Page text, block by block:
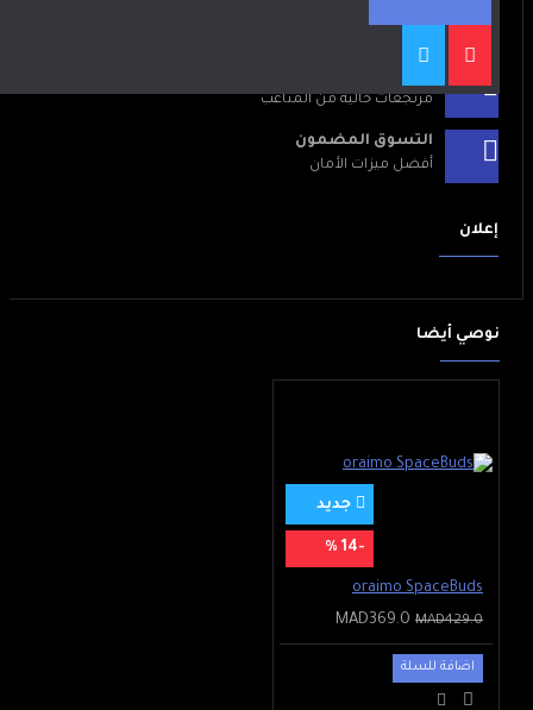
مرتجعات خالية من المتاعب
التسوق المضمون
أفضل ميزات الأمان
إعلان
نوصي أيضا
جديد
-14 %
oraimo SpaceBuds
MAD369.0 MAD429.0
اضافة للسلة